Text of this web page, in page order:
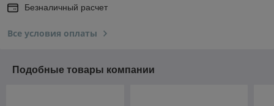
Безналичный расчет
Все условия оплаты
Подобные товары компании